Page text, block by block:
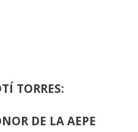
TORRES:
DE LA AEPE